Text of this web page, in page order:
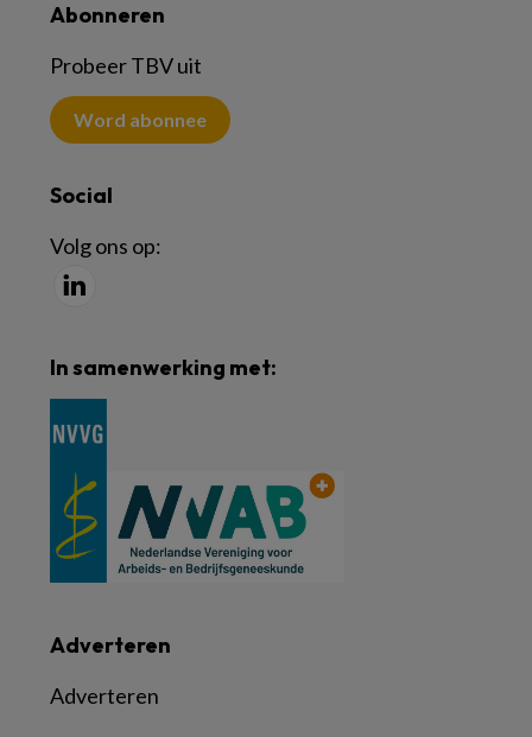
Abonneren
Probeer TBV uit
Word abonnee
Social
Volg ons op:
Adverteren
Adverteren
In samenwerking met: